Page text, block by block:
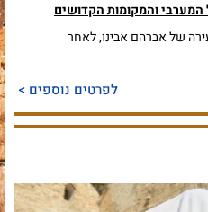
המערבי והמקומות הקדושים
של אברהם אבינו, לאחר
לפרטים נוספים >